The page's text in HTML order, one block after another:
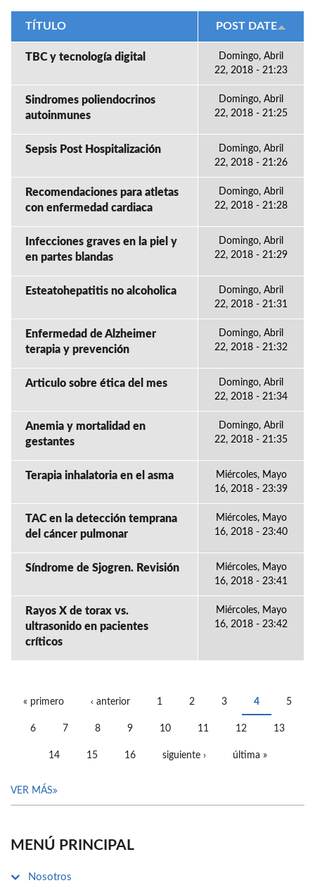
TÍTULO POST DATE
TBC y tecnología digital
Domingo, Abril
22, 2018 - 21:23
Sindromes poliendocrinos
autoinmunes
Domingo, Abril
22, 2018 - 21:25
Sepsis Post Hospitalización
Domingo, Abril
22, 2018 - 21:26
Recomendaciones para atletas
con enfermedad cardiaca
Domingo, Abril
22, 2018 - 21:28
Infecciones graves en la piel y
en partes blandas
Domingo, Abril
22, 2018 - 21:29
Esteatohepatitis no alcoholica
Domingo, Abril
22, 2018 - 21:31
Enfermedad de Alzheimer
terapia y prevención
Domingo, Abril
22, 2018 - 21:32
Articulo sobre ética del mes
Domingo, Abril
22, 2018 - 21:34
Anemia y mortalidad en
gestantes
Domingo, Abril
22, 2018 - 21:35
Terapia inhalatoria en el asma
Miércoles, Mayo
16, 2018 - 23:39
TAC en la detección temprana
del cáncer pulmonar
Miércoles, Mayo
16, 2018 - 23:40
Síndrome de Sjogren. Revisión
Miércoles, Mayo
16, 2018 - 23:41
Rayos X de torax vs.
ultrasonido en pacientes
críticos
Miércoles, Mayo
16, 2018 - 23:42
« primero ‹ anterior 1 2 3 4 5
6 7 8 9 10 11 12 13
14 15 16 siguiente › última »
VER MÁS
MENÚ PRINCIPAL
Nosotros